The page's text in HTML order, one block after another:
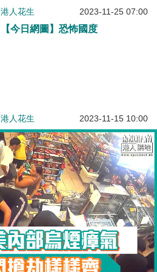
港人花生 2023-11-25 07:00
【今日網圖】恐怖國度
港人花生 2023-11-15 10:00